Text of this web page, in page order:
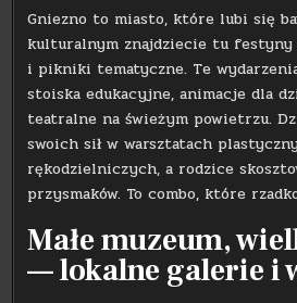
Gniezno to miasto, które lubi się
kulturalnym znajdziecie tu
i pikniki tematyczne. Te
stoiska edukacyjne, animacje dla
teatralne na świeżym powietrzu.
swoich sił w warsztatach
rękodzielniczych, a rodzice
przysmaków. To combo, które
Małe muzeum,
— lokalne galerie i